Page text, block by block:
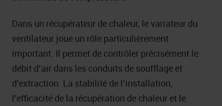
Dans un récupérateur de chaleur, le variateur du
ventilateur joue un rôle particulièrement
important. Il permet de contrôler précisément le
débit d’air dans les conduits de soufflage et
d’extraction. La stabilité de l’installation,
l’efficacité de la récupération de chaleur et le